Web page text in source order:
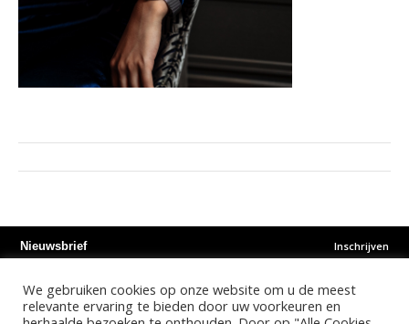
Nieuwsbrief Inschrijven
Instagram Facebook Youtube
We gebruiken cookies op onze website om u de meest
relevante ervaring te bieden door uw voorkeuren en